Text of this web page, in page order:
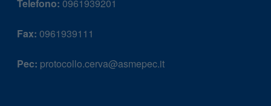
Telefono: 0961939201
Fax: 0961939111
Pec: protocollo.cerva@asmepec.it